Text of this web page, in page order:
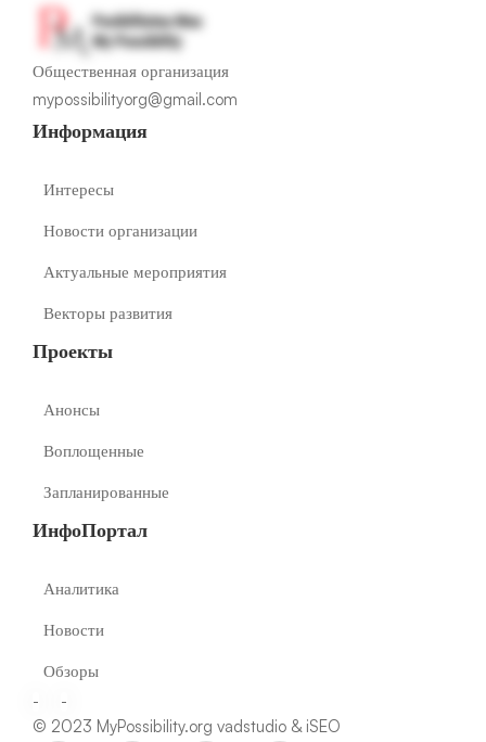
Общественная организация
mypossibilityorg@gmail.com
Информация
Интересы
Новости организации
Актуальные мероприятия
Векторы развития
Проекты
Анонсы
Воплощенные
Запланированные
ИнфоПортал
Аналитика
Новости
Обзоры
-
-
© 2023 MyPossibility.org vadstudio & iSEO